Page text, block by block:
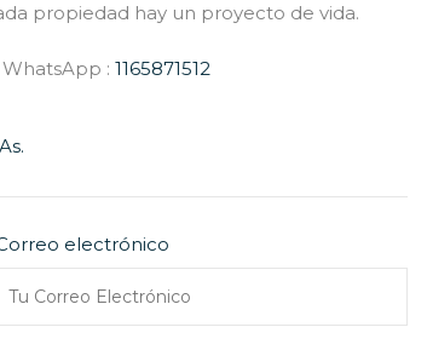
propiedad hay un proyecto de vida.
WhatsApp : 1165871512
electrónico